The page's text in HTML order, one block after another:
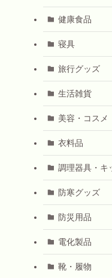
健康食品
寝具
旅行グッズ
生活雑貨
美容・コスメ
衣料品
調理器具・キ
防寒グッズ
防災用品
電化製品
靴・履物